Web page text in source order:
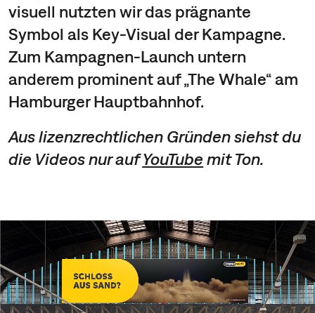
visuell nutzten wir das prägnante
Symbol als Key-Visual der Kampagne.
Zum Kampagnen-Launch untern
anderem prominent auf „The Whale“ am
Hamburger Hauptbahnhof.
Aus lizenzrechtlichen Gründen siehst du
die Videos nur aufYouTube mit Ton.